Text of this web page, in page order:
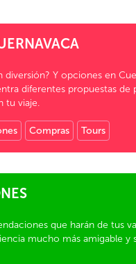
diversión? Y opciones en
diferentes propuestas de
tu viaje.
Compras Tours
que harán de tus
mucho más amigable y